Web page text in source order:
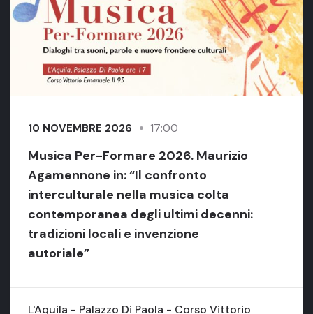
10 NOVEMBRE 2026 17:00
Musica Per-Formare 2026. Maurizio
Agamennone in: “Il confronto
interculturale nella musica colta
contemporanea degli ultimi decenni:
tradizioni locali e invenzione
autoriale”
L'Aquila - Palazzo Di Paola - Corso Vittorio